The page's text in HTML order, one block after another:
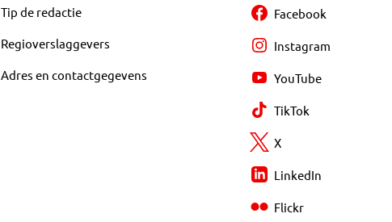
Tip de redactie
Regioverslaggevers
Adres en contactgegevens
Facebook
Instagram
YouTube
TikTok
X
LinkedIn
Flickr